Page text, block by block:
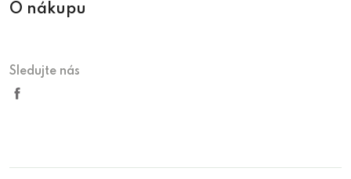
O nákupu
Sledujte nás